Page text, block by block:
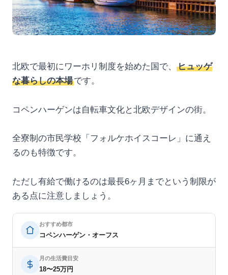
北欧で最初にワーホリ制度を始めた国で、
ヒュッゲ
な暮らしの本場です。
コペンハーゲンは自転車文化と北欧デザインの街。
全寮制の市民学校「フォルケホイスコーレ」に通え
るのも特徴です。
ただし有給で働けるのは最長6ヶ月までという制限が
ある点に注意しましょう。
おすすめ都市
コペンハーゲン・オーフス
月の生活費目安
18〜25万円